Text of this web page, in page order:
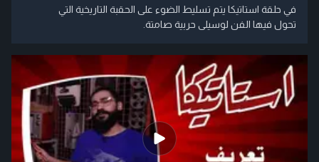
في حلقة استاتيكا يتم تسليط الضوء على الحقبة التاريخية التي
تحول فيها الفن لوسيلى حربية صامتة.